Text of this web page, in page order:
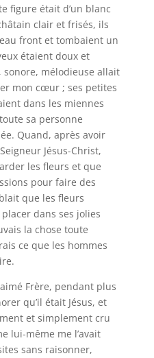
figure était d’un blanc
clair et frisés, ils
front et tombaient un
étaient doux et
sonore, mélodieuse allait
mon cœur ; ses petites
dans les miennes
sa personne
Quand, après avoir
Jésus-Christ,
les fleurs et que
pour faire des
que les fleurs
dans ses jolies
la chose toute
ce que les hommes
Frère, pendant plus
qu’il était Jésus, et
et simplement cru
lui-même me l’avait
sans raisonner,